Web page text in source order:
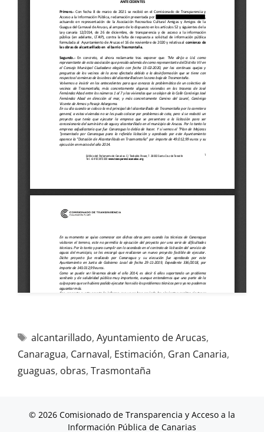
alcantarillado, Ayuntamiento de Arucas,
Canaragua, Carnaval, Estimación, Gran Canaria,
guaguas, obras, Trasmontaña
© 2026 Comisionado de Transparencia y Acceso a la
Información Pública de Canarias